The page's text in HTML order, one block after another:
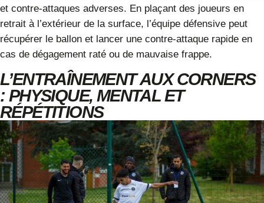
et contre-attaques adverses. En plaçant des joueurs en
retrait à l’extérieur de la surface, l’équipe défensive peut
récupérer le ballon et lancer une contre-attaque rapide en
cas de dégagement raté ou de mauvaise frappe.
L’ENTRAÎNEMENT AUX CORNERS
: PHYSIQUE, MENTAL ET
RÉPÉTITIONS